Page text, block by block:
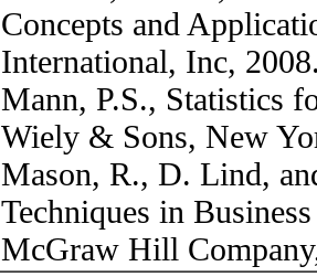
Concepts and
International, Inc,
Mann, P.S., Statistics
Wiely & Sons, New
Mason, R., D. Lind,
Techniques in
McGraw Hill